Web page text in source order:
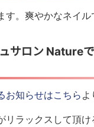
す。爽やかなネイ
サロン Nature
お知らせはこちら よ
リラックスして頂